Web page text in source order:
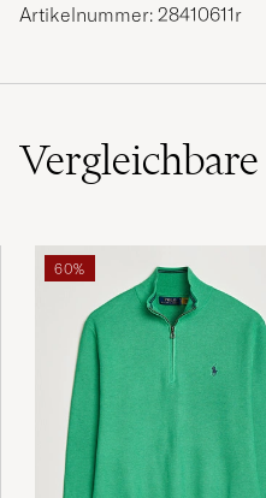
Artikelnummer: 28410611r
Vergleichbare
60%